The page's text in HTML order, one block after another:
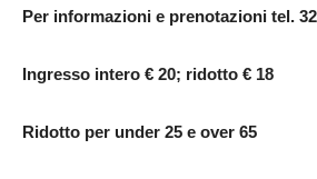
Per informazioni e prenotazioni tel.
Ingresso intero € 20; ridotto € 18
Ridotto per under 25 e over 65